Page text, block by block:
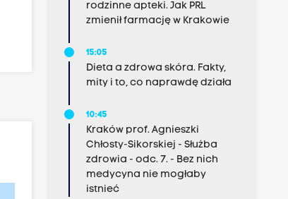
rodzinne apteki. Jak PRL
zmienił farmację w Krakowie
15:05
Dieta a zdrowa skóra. Fakty,
mity i to, co naprawdę działa
10:45
Kraków prof. Agnieszki
Chłosty-Sikorskiej - Służba
zdrowia - odc. 7. - Bez nich
medycyna nie mogłaby
istnieć